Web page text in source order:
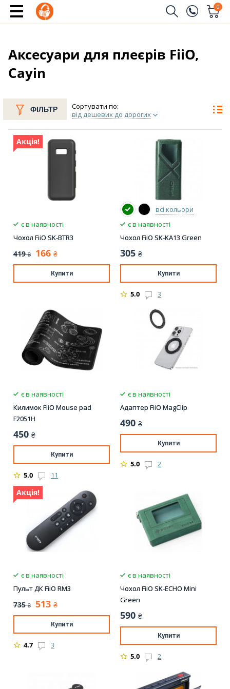
0
Телефон
Надіслати
Аксесуари для плеєрів FiiO,
Cayin
ФІЛЬТР
Сортувати по:
від дешевих до дорогих
Акція!
є в наявності
Чохол FiiO SK-BTR3
419 ₴ 166 ₴
Купити
всі кольори
є в наявності
Чохол FiiO SK-KA13 Green
305 ₴
Купити
5.0 3
є в наявності
Килимок FiiO Mouse pad
F2051H
450 ₴
Купити
5.0 11
є в наявності
Адаптер FiiO MagClip
490 ₴
Купити
5.0 2
Акція!
є в наявності
Пульт ДК FiiO RM3
735 ₴ 513 ₴
Купити
4.7 3
є в наявності
Чохол FiiO SK-ECHO Mini
Green
590 ₴
Купити
5.0 2